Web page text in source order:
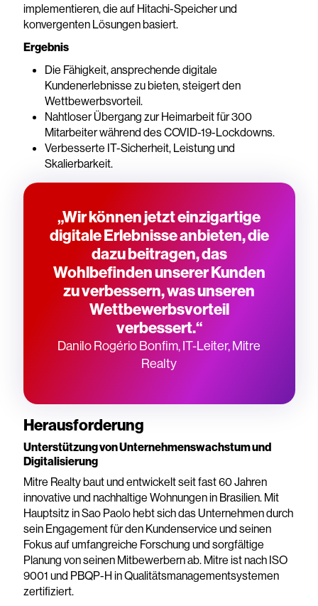
implementieren, die auf Hitachi-Speicher und
konvergenten Lösungen basiert.
Ergebnis
Die Fähigkeit, ansprechende digitale
Kundenerlebnisse zu bieten, steigert den
Wettbewerbsvorteil.
Nahtloser Übergang zur Heimarbeit für 300
Mitarbeiter während des COVID-19-Lockdowns.
Verbesserte IT-Sicherheit, Leistung und
Skalierbarkeit.
„Wir können jetzt einzigartige
digitale Erlebnisse anbieten, die
dazu beitragen, das
Wohlbefinden unserer Kunden
zu verbessern, was unseren
Wettbewerbsvorteil
verbessert.“
Danilo Rogério Bonfim, IT-Leiter, Mitre
Realty
Herausforderung
Unterstützung von Unternehmenswachstum und
Digitalisierung
Mitre Realty baut und entwickelt seit fast 60 Jahren
innovative und nachhaltige Wohnungen in Brasilien. Mit
Hauptsitz in Sao Paolo hebt sich das Unternehmen durch
sein Engagement für den Kundenservice und seinen
Fokus auf umfangreiche Forschung und sorgfältige
Planung von seinen Mitbewerbern ab. Mitre ist nach ISO
9001 und PBQP-H in Qualitätsmanagementsystemen
zertifiziert.